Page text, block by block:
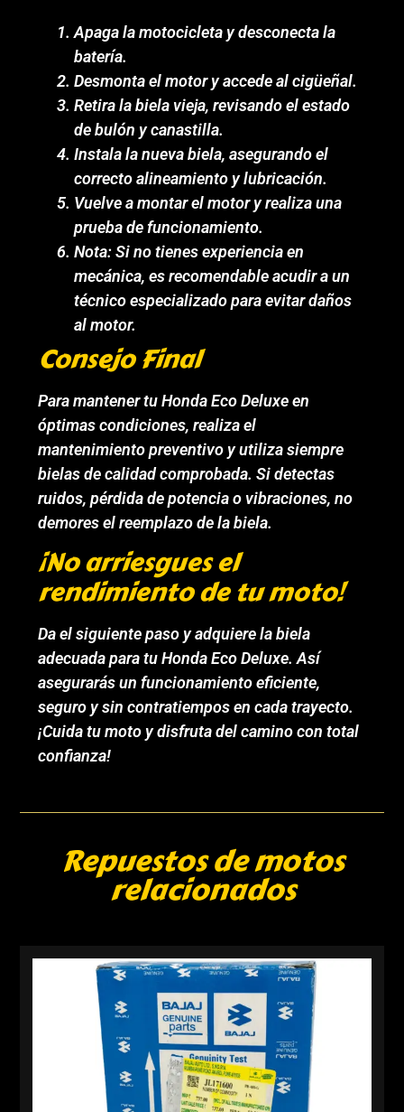
Apaga la motocicleta y desconecta la
batería.
Desmonta el motor y accede al cigüeñal.
Retira la biela vieja, revisando el estado
de bulón y canastilla.
Instala la nueva biela, asegurando el
correcto alineamiento y lubricación.
Vuelve a montar el motor y realiza una
prueba de funcionamiento.
Nota: Si no tienes experiencia en
mecánica, es recomendable acudir a un
técnico especializado para evitar daños
al motor.
Consejo Final
Para mantener tu Honda Eco Deluxe en
óptimas condiciones, realiza el
mantenimiento preventivo y utiliza siempre
bielas de calidad comprobada. Si detectas
ruidos, pérdida de potencia o vibraciones, no
demores el reemplazo de la biela.
¡No arriesgues el
rendimiento de tu moto!
Da el siguiente paso y adquiere la biela
adecuada para tu Honda Eco Deluxe. Así
asegurarás un funcionamiento eficiente,
seguro y sin contratiempos en cada trayecto.
¡Cuida tu moto y disfruta del camino con total
confianza!
Repuestos de motos
relacionados